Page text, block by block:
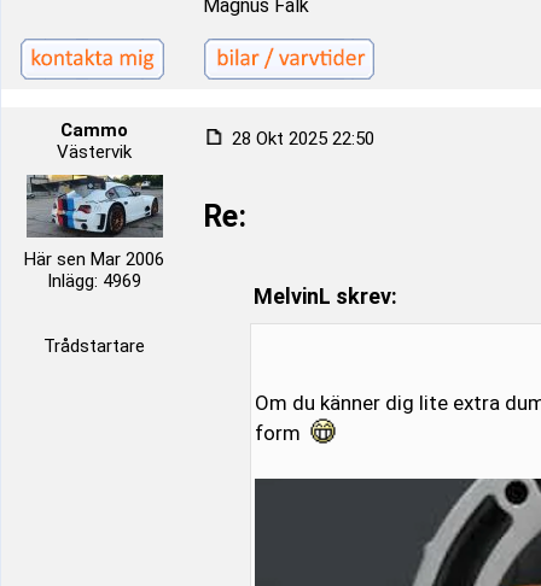
Magnus Falk
Cammo
Västervik
Här sen Mar 2006
Inlägg: 4969
Trådstartare
28 Okt 2025 22:50
Re:
MelvinL skrev:
Om du känner dig lite extra
form